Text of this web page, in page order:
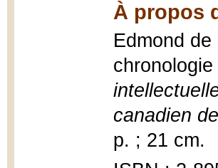
À propos
Edmond
canadien
p. ; 21 cm.